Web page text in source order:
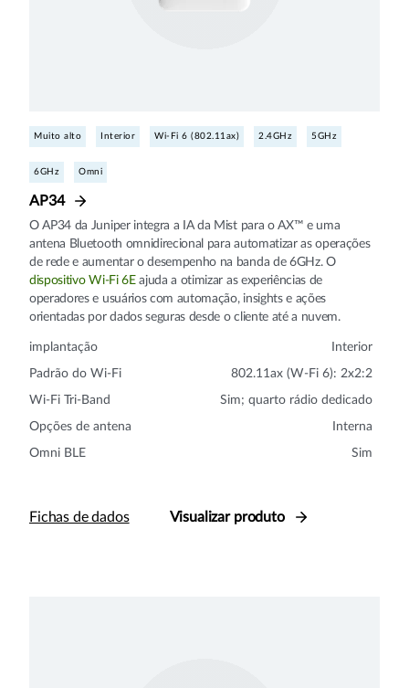
Muito alto Interior Wi-Fi 6 (802.11ax) 2.4GHz 5GHz
6GHz Omni
AP34
O AP34 da Juniper integra a IA da Mist para o AX™ e uma
antena Bluetooth omnidirecional para automatizar as operações
de rede e aumentar o desempenho na banda de 6GHz. O
dispositivo Wi-Fi 6Eajuda a otimizar as experiências de
operadores e usuários com automação, insights e ações
orientadas por dados seguras desde o cliente até a nuvem.
implantação Interior
Padrão do Wi-Fi 802.11ax (W-Fi 6): 2x2:2
Wi-Fi Tri-Band Sim; quarto rádio dedicado
Opções de antena Interna
Omni BLE Sim
Fichas de dados Visualizar produto